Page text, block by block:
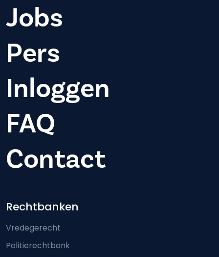
Jobs
Pers
Inloggen
FAQ
Contact
Footer-menu
Rechtbanken
Vredegerecht
Politierechtbank